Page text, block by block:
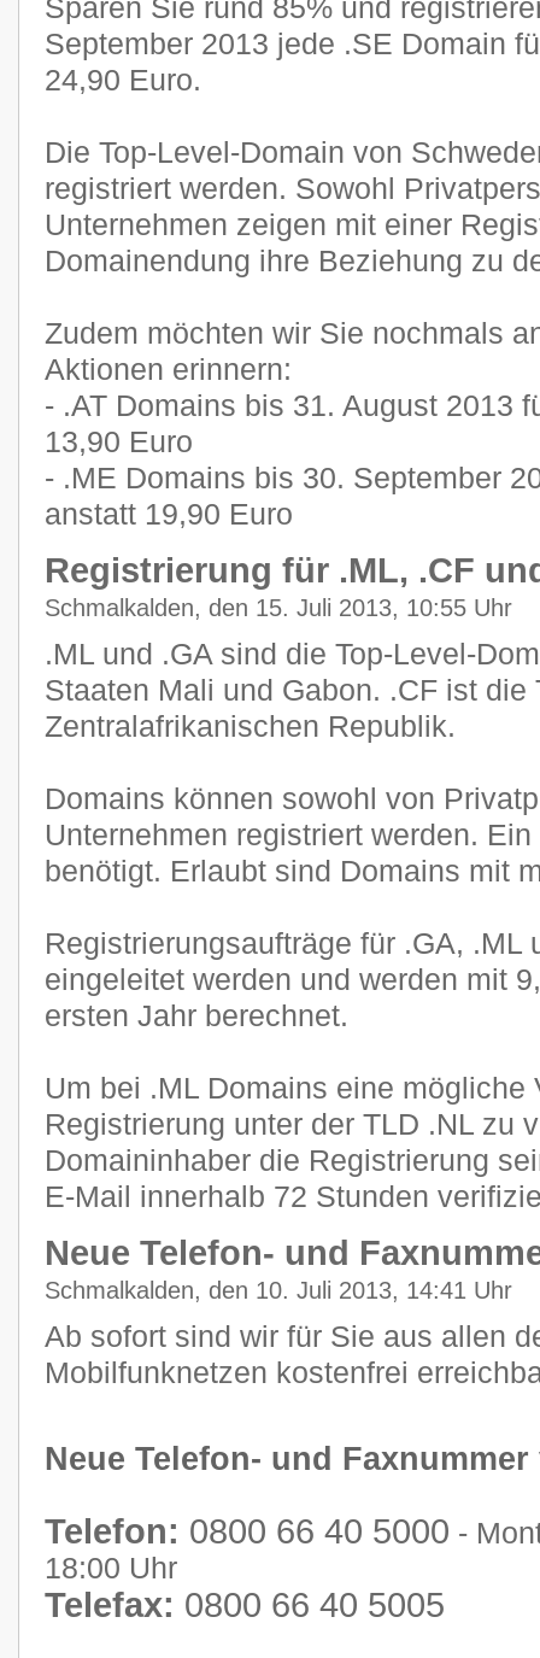
Sparen Sie rund 85% und
September 2013 jede .SE Domain
24,90 Euro.
Die Top-Level-Domain von
registriert werden. Sowohl
Unternehmen zeigen mit einer
Domainendung ihre Beziehung zu
Zudem möchten wir Sie nochmals
Aktionen erinnern:
- .AT Domains bis 31. August 2013
13,90 Euro
- .ME Domains bis 30. September
anstatt 19,90 Euro
Registrierung für .ML, .CF
Schmalkalden, den 15. Juli 2013, 10:55 Uhr
.ML und .GA sind die Top-Level-
Staaten Mali und Gabon. .CF ist die
Zentralafrikanischen Republik.
Domains können sowohl von
Unternehmen registriert werden.
benötigt. Erlaubt sind Domains mit
Registrierungsaufträge für .GA, .ML
eingeleitet werden und werden mit
ersten Jahr berechnet.
Um bei .ML Domains eine mögliche
Registrierung unter der TLD .NL zu
Domaininhaber die Registrierung
E-Mail innerhalb 72 Stunden
Neue Telefon- und
Schmalkalden, den 10. Juli 2013, 14:41 Uhr
Ab sofort sind wir für Sie aus allen
Mobilfunknetzen kostenfrei
Neue Telefon- und
Telefon: 0800 66 40 5000 -
18:00 Uhr
Telefax: 0800 66 40 5005